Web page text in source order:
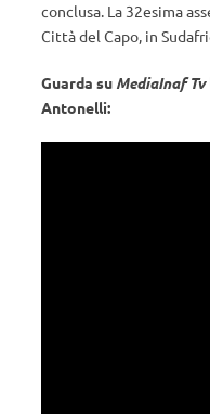
conclusa. La 32esima
Città del Capo, in
Guarda su MediaInaf Tv
Antonelli: